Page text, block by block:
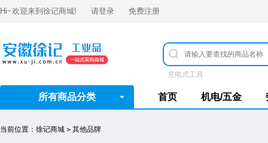
Hi~欢迎来到 徐记商城! 请登录 免费注册
充电式工具
所有商品分类 首页 机电/五金
当前位置： 徐记商城 > 其他品牌